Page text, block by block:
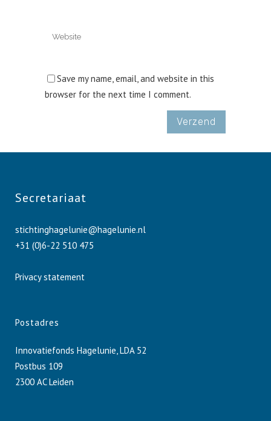
Save my name, email, and website in this
browser for the next time I comment.
Secretariaat
stichtinghagelunie@hagelunie.nl
+31 (0)6-22 510 475
Privacy statement
Postadres
Innovatiefonds Hagelunie, LDA 52
Postbus 109
2300 AC Leiden